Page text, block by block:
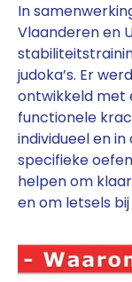
In
Vlaanderen en
judoka’s. Er
ontwikkeld met
functionele
individueel en
specifieke
helpen om
en om letsels